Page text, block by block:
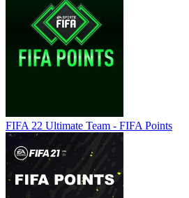
FIFA 22 Ultimate Team - FIFA Points